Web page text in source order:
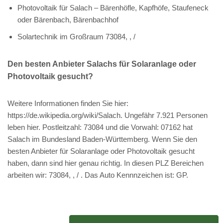
Photovoltaik für Salach – Bärenhöfle, Kapfhöfe, Staufeneck
oder Bärenbach, Bärenbachhof
Solartechnik im Großraum 73084, , /
Den besten Anbieter Salachs für Solaranlage oder
Photovoltaik gesucht?
Weitere Informationen finden Sie hier:
https://de.wikipedia.org/wiki/Salach. Ungefähr 7.921 Personen
leben hier. Postleitzahl: 73084 und die Vorwahl: 07162 hat
Salach im Bundesland Baden-Württemberg. Wenn Sie den
besten Anbieter für Solaranlage oder Photovoltaik gesucht
haben, dann sind hier genau richtig. In diesen PLZ Bereichen
arbeiten wir: 73084, , / . Das Auto Kennnzeichen ist: GP.